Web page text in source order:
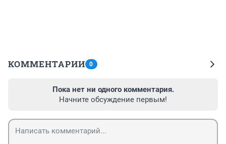
КОММЕНТАРИИ 0
Пока нет ни одного комментария.
Начните обсуждение первым!